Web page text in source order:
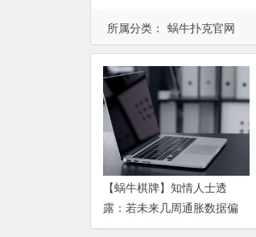
所属分类： 蜗牛扑克官网
【蜗牛棋牌】知情人士透
露：若未来几周通胀数据偏
热 沃什准备好加息